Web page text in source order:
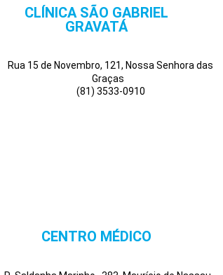
CLÍNICA SÃO GABRIEL
GRAVATÁ
Rua 15 de Novembro, 121, Nossa Senhora das
Graças
(81) 3533-0910
CENTRO MÉDICO